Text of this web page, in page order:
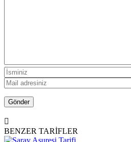
BENZER TARİFLER